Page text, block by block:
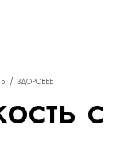
ЗДОРОВЬЕ